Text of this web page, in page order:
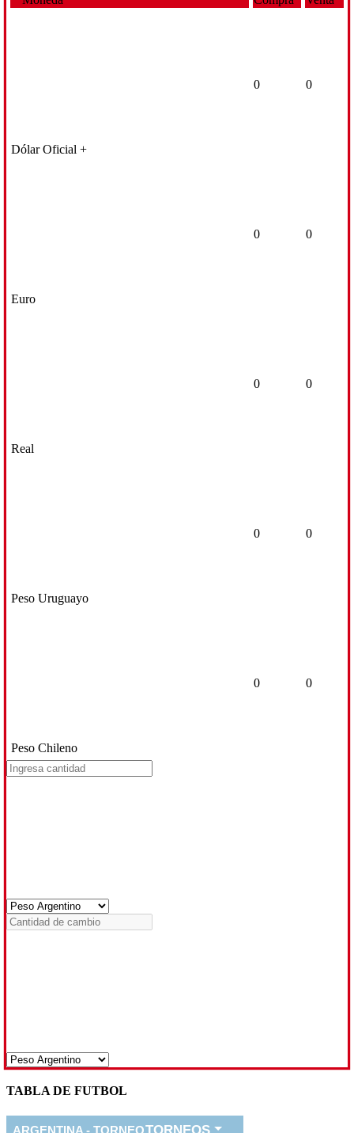
Dólar Oficial +
0 0
Euro
0 0
Real
0 0
Peso Uruguayo
0 0
Peso Chileno
0 0
TABLA DE FUTBOL